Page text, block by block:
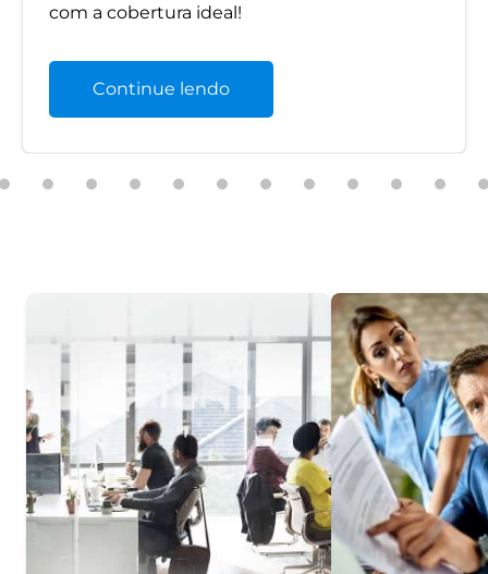
com a cobertura ideal!
Continue lendo